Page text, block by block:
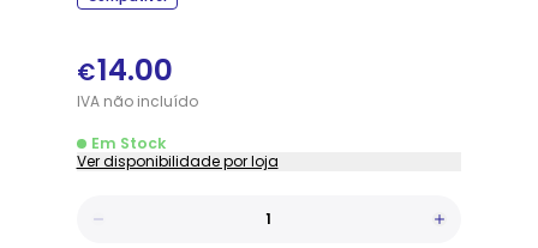
€14.00
IVAnãoincluído
Em Stock
Ver disponibilidade por loja